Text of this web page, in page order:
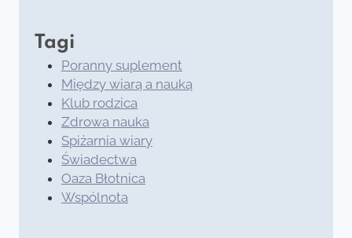
Tagi
Poranny suplement
Między wiarą a nauką
Klub rodzica
Zdrowa nauka
Spiżarnia wiary
Świadectwa
Oaza Błotnica
Wspólnota